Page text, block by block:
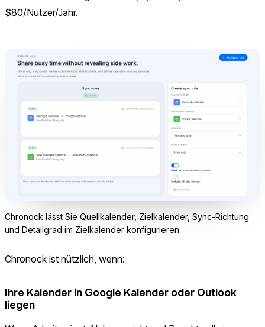
$80/Nutzer/Jahr.
Chronock lässt Sie Quellkalender, Zielkalender, Sync-Richtung
und Detailgrad im Zielkalender konfigurieren.
Chronock ist nützlich, wenn:
Ihre Kalender in Google Kalender oder Outlook
liegen